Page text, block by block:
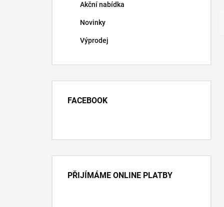
Akční nabídka
Novinky
Výprodej
FACEBOOK
PŘIJÍMÁME ONLINE PLATBY